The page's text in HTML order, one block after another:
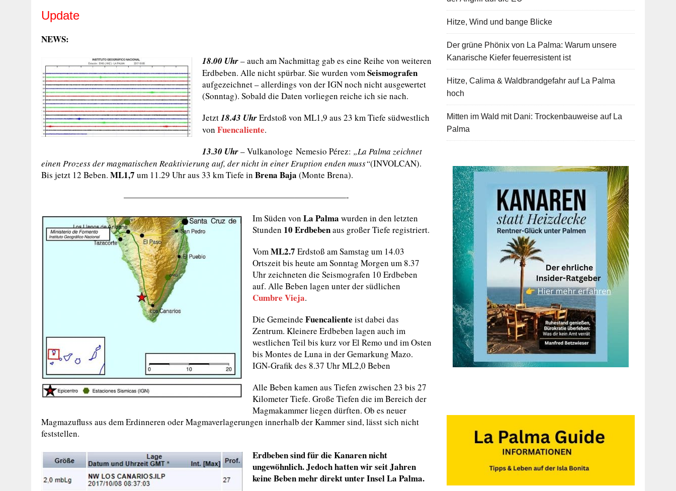
Update
NEWS:
18.00 Uhr– auch am Nachmittag gab es eine Reihe von weiteren
Erdbeben. Alle nichtspürbar. Sie wurden vomSeismografen
aufgezeichnet – allerdings von der IGN noch nicht ausgewertet
(Sonntag). Sobald die Daten vorliegen reiche ich sie nach.
Jetzt18.43 UhrErdstoß von ML1,9 aus 23 km Tiefe südwestlich
von Fuencaliente.
13.30 Uhr– Vulkanologe Nemesio Pérez: „La Palma zeichnet
einen Prozess der magmatischen Reaktivierung auf, der nicht in einer Eruption enden muss“(INVOLCAN).
Bis jetzt 12 Beben. ML1,7 um 11.29 Uhr aus 33 km Tiefe in Brena Baja (Monte Brena).
——————————————————————————-
Im Süden von La Palma wurden in den letzten
Stunden 10 Erdbebenaus großer Tiefe registriert.
VomML2.7 Erdstoß am Samstag um 14.03
Ortszeit bis heute am Sonntag Morgen um 8.37
Uhr zeichneten die Seismografen 10 Erdbeben
auf. Alle Beben lagen unter der südlichen
Cumbre Vieja.
Die Gemeinde Fuencaliente ist dabei das
Zentrum. Kleinere Erdbeben lagen auch im
westlichen Teil bis kurz vor El Remo und im Osten
bis Montes de Luna in der Gemarkung Mazo.
IGN-Grafik des 8.37 Uhr ML2,0 Beben
Alle Beben kamen aus Tiefen zwischen 23 bis 27
Kilometer Tiefe. Große Tiefen die im Bereich der
Magmakammer liegen dürften. Ob es neuer
Magmazufluss aus dem Erdinneren oder Magmaverlagerungen innerhalb der Kammer sind, lässt sich nicht
feststellen.
Erdbeben sind für die Kanaren nicht
ungewöhnlich. Jedoch hatten wir seit Jahren
keine Beben mehr direkt unter Insel La Palma.
Hitze, Wind und bange Blicke
Der grüne Phönix von La Palma: Warum unsere
Kanarische Kiefer feuerresistent ist
Hitze, Calima & Waldbrandgefahr auf La Palma
hoch
Mitten im Wald mit Dani: Trockenbauweise auf La
Palma